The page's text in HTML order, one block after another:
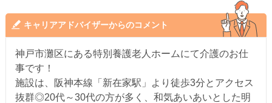
キャリアアドバイザーからのコメント
神戸市灘区にある特別養護老人ホームにて介護のお仕
事です！
施設は、阪神本線「新在家駅」より徒歩3分とアクセス
抜群◎20代～30代の方が多く、和気あいあいとした明